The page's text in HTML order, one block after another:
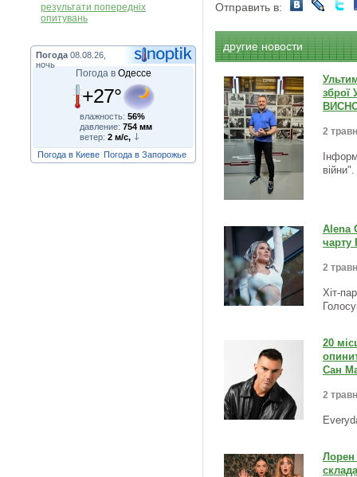
результати попередніх
опитувань
Погода 08.08.26,
ночь
Погода в Одессе
+27°
влажность: 56%
давление: 754 мм
ветер: 2 м/с,
Погода в Киеве Погода в Запорожье
Отправить в:
другие новости
зброї
2
Alena
чарту
2
Хіт-
20
Сан
2
Лорен